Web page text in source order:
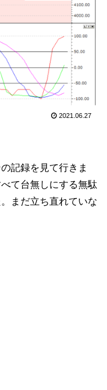
2021.06.27
記録を見て行きま
て台無しにする無駄
まだ立ち直れていな